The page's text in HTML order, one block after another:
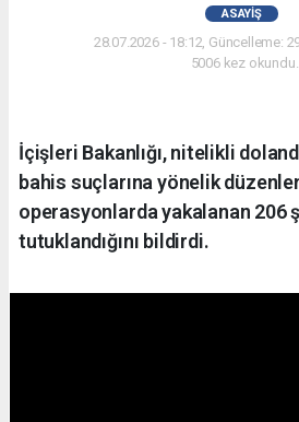
ASAYIŞ
28.07.2026 - 18:12, Güncelleme:
5006 kez okundu.
İçişleri Bakanlığı, nitelikli
bahis suçlarına yönelik
operasyonlarda yakalanan 206
tutuklandığını bildirdi.